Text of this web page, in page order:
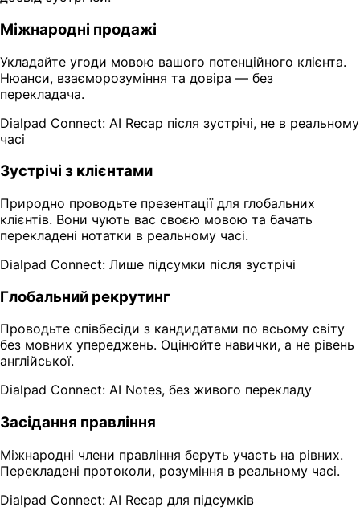
Міжнародні продажі
Укладайте угоди мовою вашого потенційного клієнта.
Нюанси, взаєморозуміння та довіра — без
перекладача.
Dialpad Connect: AI Recap після зустрічі, не в реальному
часі
Зустрічі з клієнтами
Природно проводьте презентації для глобальних
клієнтів. Вони чують вас своєю мовою та бачать
перекладені нотатки в реальному часі.
Dialpad Connect: Лише підсумки після зустрічі
Глобальний рекрутинг
Проводьте співбесіди з кандидатами по всьому світу
без мовних упереджень. Оцінюйте навички, а не рівень
англійської.
Dialpad Connect: AI Notes, без живого перекладу
Засідання правління
Міжнародні члени правління беруть участь на рівних.
Перекладені протоколи, розуміння в реальному часі.
Dialpad Connect: AI Recap для підсумків